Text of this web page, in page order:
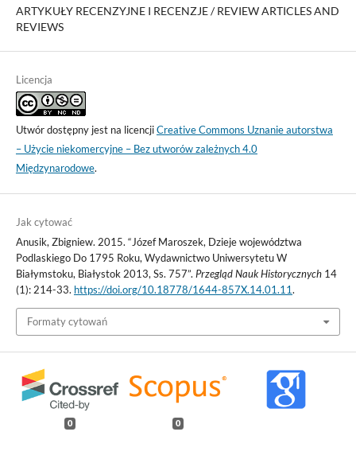
ARTYKUŁY RECENZYJNE I RECENZJE / REVIEW ARTICLES AND
REVIEWS
Licencja
Utwór dostępny jest na licencjiCreative Commons Uznanie autorstwa
– Użycie niekomercyjne – Bez utworów zależnych 4.0
Międzynarodowe.
Jak cytować
Anusik, Zbigniew. 2015. “Józef Maroszek, Dzieje województwa
Podlaskiego Do 1795 Roku, Wydawnictwo Uniwersytetu W
Białymstoku, Białystok 2013, Ss. 757”. Przegląd Nauk Historycznych14
(1): 214-33. https://doi.org/10.18778/1644-857X.14.01.11.
Formaty cytowań
0 0